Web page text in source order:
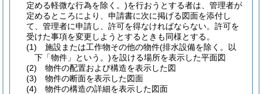
定める軽微な行為を除く。)を行おうとする者は、管理者が
定めるところにより、申請書に次に掲げる図面を添付し
て、管理者に申請し、許可を得なければならない。 許可を
受けた事項を変更しようとするときも同様とする。
(1)
施設または工作物その他の物件(排水設備を除く。以
下「物件」という。)を設ける場所を表示した平面図
(2)
物件の配置および構造を表示した図
(3)
物件の断面を表示した図面
(4)
物件の構造の詳細を表示した図面